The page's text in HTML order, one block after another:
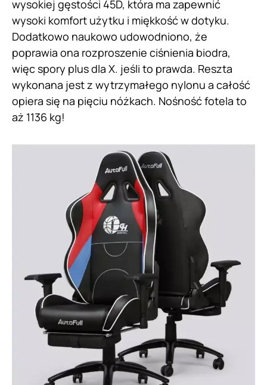
wysokiej gęstości 45D, która ma zapewnić
wysoki komfort użytku i miękkość w dotyku.
Dodatkowo naukowo udowodniono, że
poprawia ona rozproszenie ciśnienia biodra,
więc spory plus dla X. jeśli to prawda. Reszta
wykonana jest z wytrzymałego nylonu a całość
opiera się na pięciu nóżkach. Nośność fotela to
aż 1136 kg!